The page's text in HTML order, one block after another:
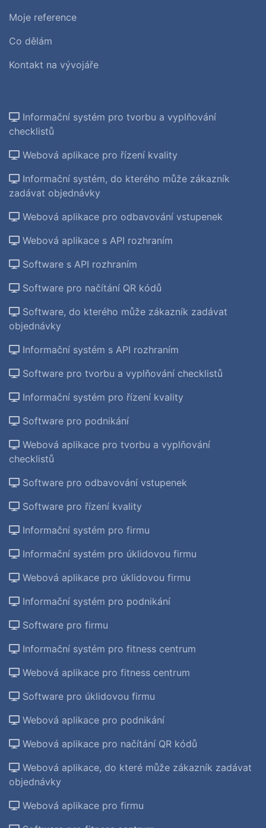
Moje reference
Co dělám
Kontakt na vývojáře
Informační systém pro tvorbu a vyplňování
checklistů
Webová aplikace pro řízení kvality
Informační systém, do kterého může zákazník
zadávat objednávky
Webová aplikace pro odbavování vstupenek
Webová aplikace s API rozhraním
Software s API rozhraním
Software pro načítání QR kódů
Software, do kterého může zákazník zadávat
objednávky
Informační systém s API rozhraním
Software pro tvorbu a vyplňování checklistů
Informační systém pro řízení kvality
Software pro podnikání
Webová aplikace pro tvorbu a vyplňování
checklistů
Software pro odbavování vstupenek
Software pro řízení kvality
Informační systém pro firmu
Informační systém pro úklidovou firmu
Webová aplikace pro úklidovou firmu
Informační systém pro podnikání
Software pro firmu
Informační systém pro fitness centrum
Webová aplikace pro fitness centrum
Software pro úklidovou firmu
Webová aplikace pro podnikání
Webová aplikace pro načítání QR kódů
Webová aplikace, do které může zákazník zadávat
objednávky
Webová aplikace pro firmu